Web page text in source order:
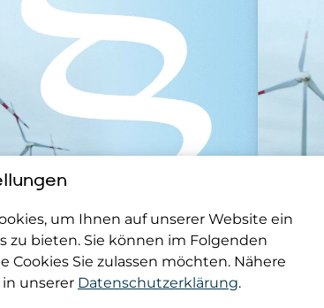
für
und 2025
um Ihnen auf unserer Website ein
zu bieten. Sie können im Folgenden
Cookies Sie zulassen möchten. Nähere
unserer Datenschutzerklärung.